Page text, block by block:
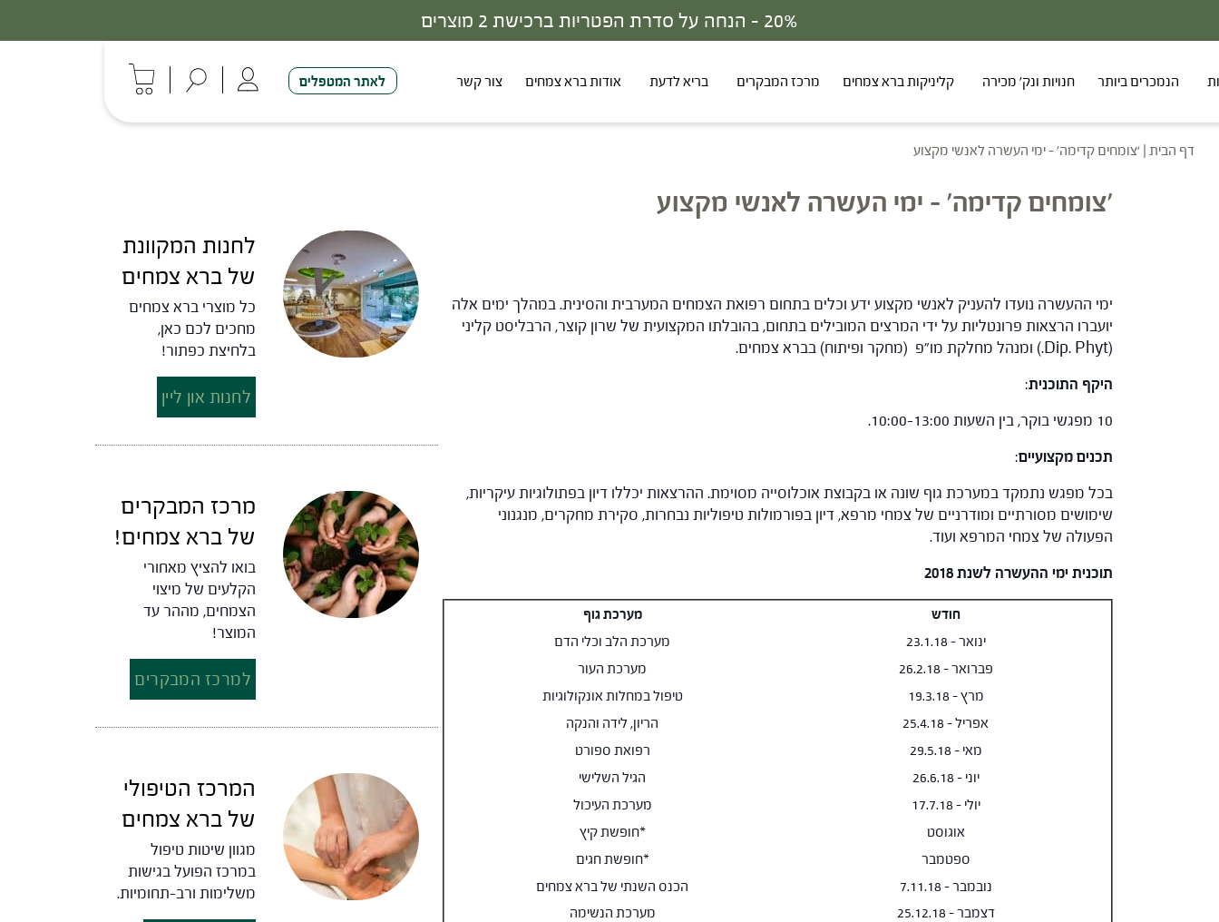
30% - הנחה על סדרת הפטריות ברכישת 3 מוצרים
הנמכרים ביותר חנויות ונק' מכירה קליניקות ברא צמחים מרכז המבקרים בריא לדעת אודות ברא צמחים צור קשר לאתר המטפלים
דף הבית | ‘צומחים קדימה’ – ימי העשרה לאנשי מקצוע
'צומחים קדימה' – ימי העשרה לאנשי מקצוע
ימי ההעשרה נועדו להעניק לאנשי מקצוע ידע וכלים בתחום רפואת הצמחים המערבית והסינית. במהלך ימים אלה
יועברו הרצאות פרונטליות על ידי המרצים המובילים בתחום, בהובלתו המקצועית של שרון קוצר, הרבליסט קליני
(Dip. Phyt.) ומנהל מחלקת מו"פ (מחקר ופיתוח) בברא צמחים.
היקף התוכנית:
10 מפגשי בוקר, בין השעות 10:00-13:00.
תכנים מקצועיים:
בכל מפגש נתמקד במערכת גוף שונה או בקבוצת אוכלוסייה מסוימת. ההרצאות יכללו דיון בפתולוגיות עיקריות,
שימושים מסורתיים ומודרניים של צמחי מרפא, דיון בפורמולות טיפוליות נבחרות, סקירת מחקרים, מנגנוני
הפעולה של צמחי המרפא ועוד.
תוכנית ימי ההעשרה לשנת 2018
חודש
מערכת גוף
ינואר – 23.1.18
מערכת הלב וכלי הדם
פברואר – 26.2.18
מערכת העור
מרץ – 19.3.18
טיפול במחלות אונקולוגיות
אפריל – 25.4.18
הריון, לידה והנקה
מאי – 29.5.18
רפואת ספורט
יוני – 26.6.18
הגיל השלישי
יולי – 17.7.18
מערכת העיכול
אוגוסט
*חופשת קיץ
ספטמבר
*חופשת חגים
נובמבר – 7.11.18
הכנס השנתי של ברא צמחים
דצמבר – 25.12.18
מערכת הנשימה
לחנות המקוונת
של ברא צמחים
כל מוצרי ברא צמחים
מחכים לכם כאן,
בלחיצת כפתור!
לחנות און ליין
מרכז המבקרים
של ברא צמחים!
בואו להציץ מאחורי
הקלעים של מיצוי
הצמחים, מההר עד
המוצר!
למרכז המבקרים
המרכז הטיפולי
של ברא צמחים
מגוון שיטות טיפול
במרכז הפועל בגישות
משלימות ורב-תחומיות.